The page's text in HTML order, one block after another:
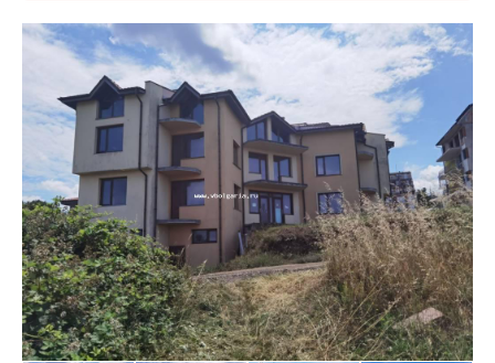
Расширенный поиск